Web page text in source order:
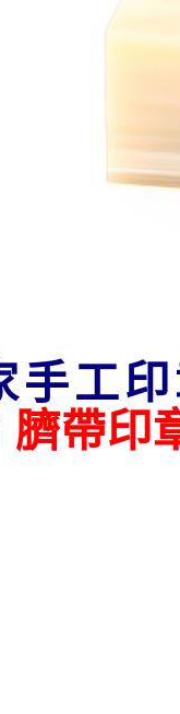
手工
臍帶印